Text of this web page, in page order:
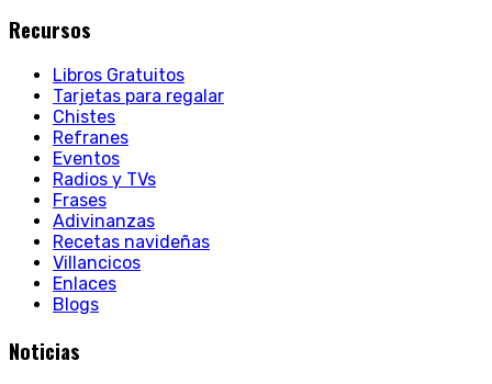
Recursos
Libros Gratuitos
Tarjetas para regalar
Chistes
Refranes
Eventos
Radios y TVs
Frases
Adivinanzas
Recetas navideñas
Villancicos
Enlaces
Blogs
Noticias